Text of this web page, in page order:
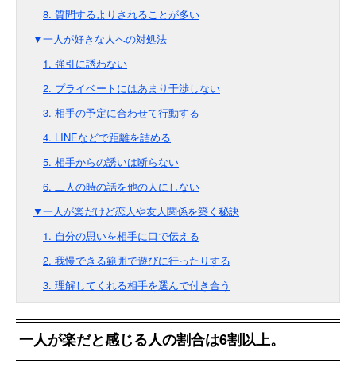
8. 質問するよりされることが多い
▼一人が好きな人への対処法
1. 強引に誘わない
2. プライベートにはあまり干渉しない
3. 相手の予定に合わせて行動する
4. LINEなどで距離を詰める
5. 相手からの誘いは断らない
6. 二人の時の話を他の人にしない
▼一人が楽だけど恋人や友人関係を築く秘訣
1. 自分の思いを相手に口で伝える
2. 我慢できる範囲で遊びに行ったりする
3. 理解してくれる相手を選んで付き合う
一人が楽だと感じる人の割合は6割以上。